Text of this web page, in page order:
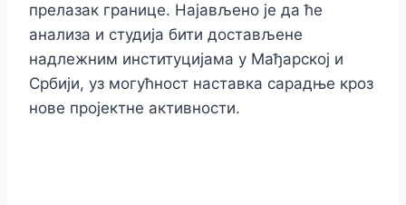
прелазак границе. Најављено је да ће
анализа и студија бити достављене
надлежним институцијама у Мађарској и
Србији, уз могућност наставка сарадње кроз
нове пројектне активности.